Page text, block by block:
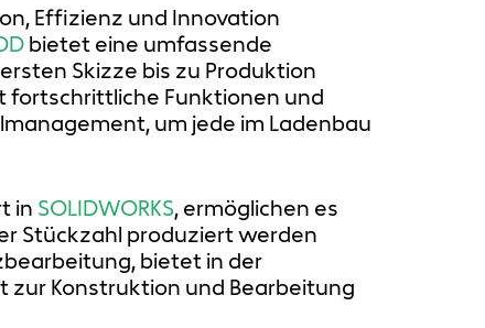
Effizienz und Innovation
bietet eine umfassende
Skizze bis zu Produktion
fortschrittliche Funktionen und
um jede im Ladenbau
in SOLIDWORKS, ermöglichen es
Stückzahl produziert werden
bietet in der
zur Konstruktion und Bearbeitung